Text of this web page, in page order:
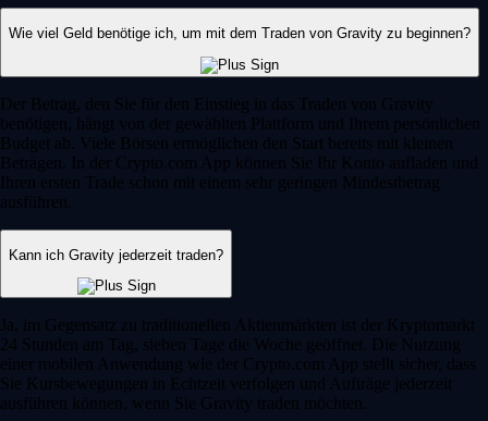
Wie viel Geld benötige ich, um mit dem Traden von Gravity zu beginnen?
Der Betrag, den Sie für den Einstieg in das Traden von Gravity
benötigen, hängt von der gewählten Plattform und Ihrem persönlichen
Budget ab. Viele Börsen ermöglichen den Start bereits mit kleinen
Beträgen. In der Crypto.com App können Sie Ihr Konto aufladen und
Ihren ersten Trade schon mit einem sehr geringen Mindestbetrag
ausführen.
Kann ich Gravity jederzeit traden?
Ja, im Gegensatz zu traditionellen Aktienmärkten ist der Kryptomarkt
24 Stunden am Tag, sieben Tage die Woche geöffnet. Die Nutzung
einer mobilen Anwendung wie der Crypto.com App stellt sicher, dass
Sie Kursbewegungen in Echtzeit verfolgen und Aufträge jederzeit
ausführen können, wenn Sie Gravity traden möchten.